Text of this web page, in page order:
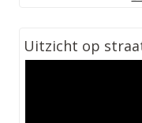
Uitzicht op